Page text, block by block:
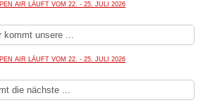
AIR LÄUFT VOM 22. - 25. JULI 2026
kommt unsere ...
AIR LÄUFT VOM 22. - 25. JULI 2026
die nächste ...